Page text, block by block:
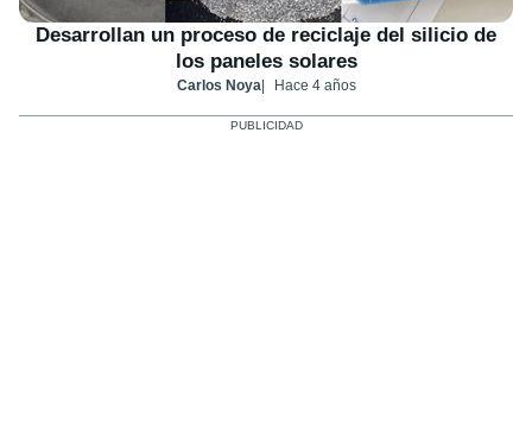
Desarrollan un proceso de reciclaje del silicio de
los paneles solares
Carlos Noya Hace 4 años